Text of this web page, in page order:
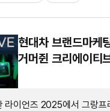
현대차 브랜드마케
거머쥔 크리에이티
라이언즈 2025에서 그랑프